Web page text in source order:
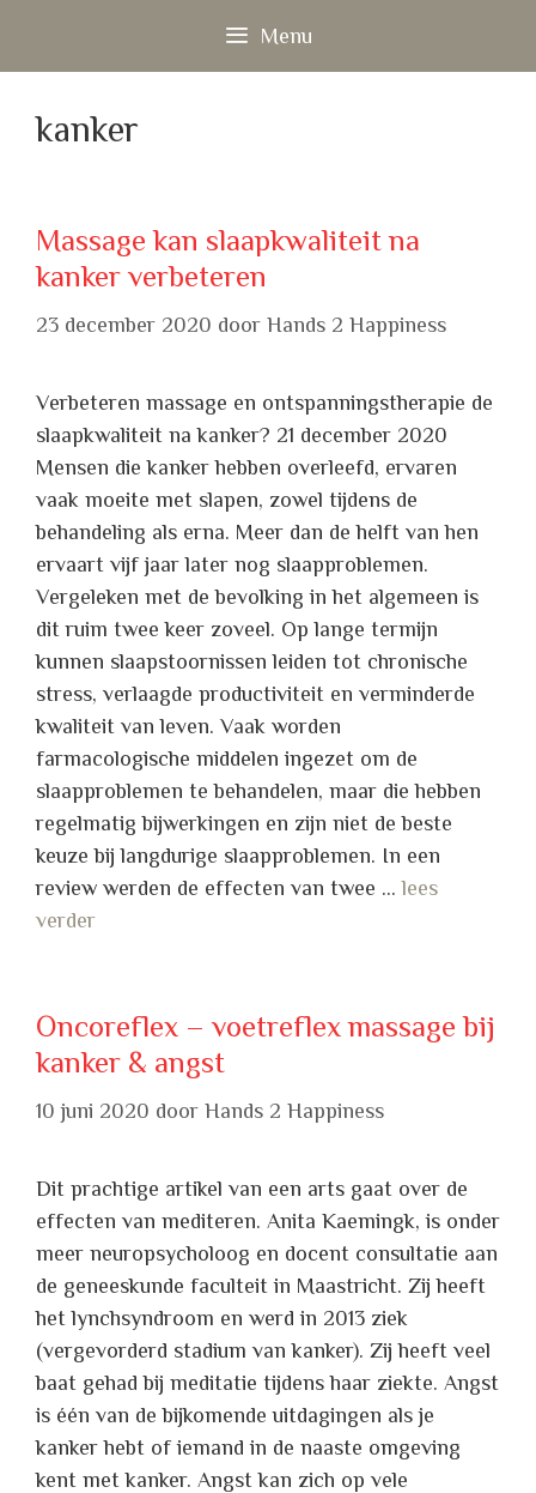
de
inhoud
Menu
kanker
Massage kan slaapkwaliteit na
kanker verbeteren
23 december 2020 door Hands 2 Happiness
Verbeteren massage en ontspanningstherapie de
slaapkwaliteit na kanker? 21 december 2020
Mensen die kanker hebben overleefd, ervaren
vaak moeite met slapen, zowel tijdens de
behandeling als erna. Meer dan de helft van hen
ervaart vijf jaar later nog slaapproblemen.
Vergeleken met de bevolking in het algemeen is
dit ruim twee keer zoveel. Op lange termijn
kunnen slaapstoornissen leiden tot chronische
stress, verlaagde productiviteit en verminderde
kwaliteit van leven. Vaak worden
farmacologische middelen ingezet om de
slaapproblemen te behandelen, maar die hebben
regelmatig bijwerkingen en zijn niet de beste
keuze bij langdurige slaapproblemen. In een
review werden de effecten van twee …lees
verder
Oncoreflex – voetreflex massage bij
kanker & angst
10 juni 2020 door Hands 2 Happiness
Dit prachtige artikel van een arts gaat over de
effecten van mediteren. Anita Kaemingk, is onder
meer neuropsycholoog en docent consultatie aan
de geneeskunde faculteit in Maastricht. Zij heeft
het lynchsyndroom en werd in 2013 ziek
(vergevorderd stadium van kanker). Zij heeft veel
baat gehad bij meditatie tijdens haar ziekte. Angst
is één van de bijkomende uitdagingen als je
kanker hebt of iemand in de naaste omgeving
kent met kanker. Angst kan zich op vele